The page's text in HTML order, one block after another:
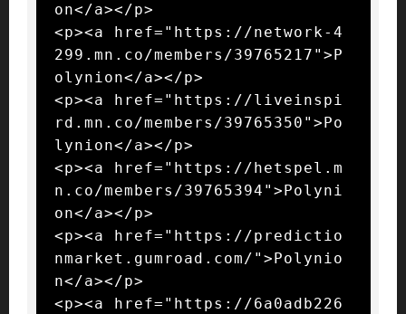
on</a></p>
<p><a href="https://network-4
299.mn.co/members/39765217">P
olynion</a></p>
<p><a href="https://liveinspi
rd.mn.co/members/39765350">Po
lynion</a></p>
<p><a href="https://hetspel.m
n.co/members/39765394">Polyni
on</a></p>
<p><a href="https://predictio
nmarket.gumroad.com/">Polynio
n</a></p>
<p><a href="https://6a0adb226